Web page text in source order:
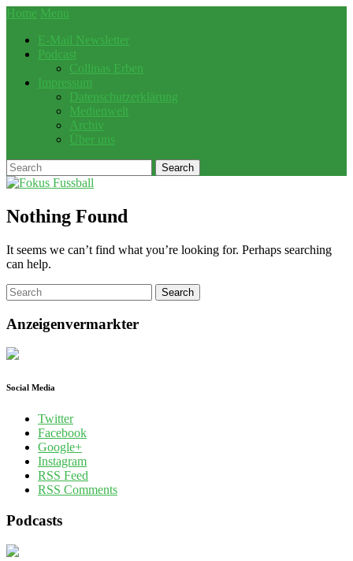
Home Menu
E-Mail Newsletter
Podcast
Collinas Erben
Impressum
Datenschutzerklärung
Medienwelt
Archiv
Über uns
Nothing Found
It seems we can’t find what you’re looking for. Perhaps searching
can help.
Anzeigenvermarkter
Social Media
Twitter
Facebook
Google+
Instagram
RSS Feed
RSS Comments
Podcasts